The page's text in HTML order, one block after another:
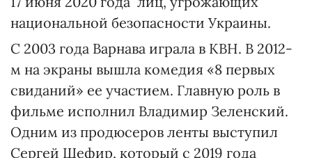
национальной безопасности Украины.
С 2003 года Варнава играла в КВН. В 2012-
м на экраны вышла комедия «8 первых
свиданий» ее участием. Главную роль в
фильме исполнил Владимир Зеленский.
Одним из продюсеров ленты выступил
Сергей Шефир, который с 2019 года